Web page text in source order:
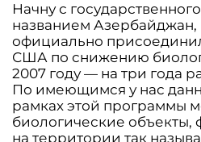
Начну с
названием Азербайджан,
официально
США по снижению
2007 году — на три года
По имеющимся у нас
рамках этой программы
биологические
на территории так